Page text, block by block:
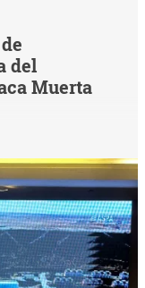
del
Muerta